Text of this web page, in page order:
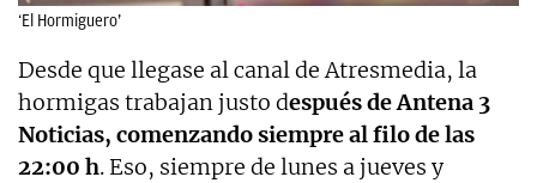
‘El Hormiguero’
Desde que llegase al canal de Atresmedia, la
hormigas trabajan justo después de Antena 3
Noticias, comenzando siempre al filo de las
22:00 h. Eso, siempre de lunes a jueves y